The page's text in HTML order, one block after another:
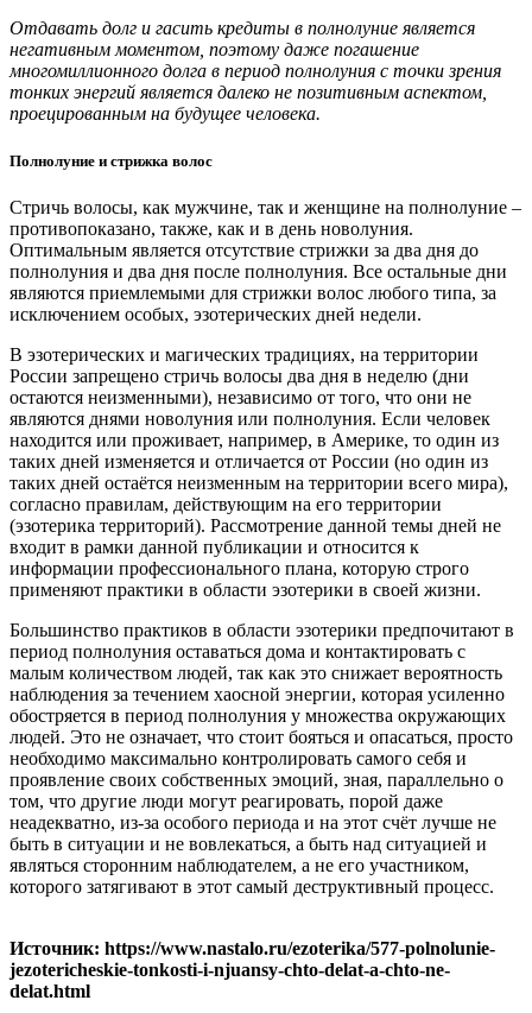
Отдавать долг и гасить кредиты в полнолуние является
негативным моментом, поэтому даже погашение
многомиллионного долга в период полнолуния с точки зрения
тонких энергий является далеко не позитивным аспектом,
проецированным на будущее человека.
Полнолуние и стрижка волос
Стричь волосы, как мужчине, так и женщине на полнолуние –
противопоказано, также, как и в день новолуния.
Оптимальным является отсутствие стрижки за два дня до
полнолуния и два дня после полнолуния. Все остальные дни
являются приемлемыми для стрижки волос любого типа, за
исключением особых, эзотерических дней недели.
В эзотерических и магических традициях, на территории
России запрещено стричь волосы два дня в неделю (дни
остаются неизменными), независимо от того, что они не
являются днями новолуния или полнолуния. Если человек
находится или проживает, например, в Америке, то один из
таких дней изменяется и отличается от России (но один из
таких дней остаётся неизменным на территории всего мира),
согласно правилам, действующим на его территории
(эзотерика территорий). Рассмотрение данной темы дней не
входит в рамки данной публикации и относится к
информации профессионального плана, которую строго
применяют практики в области эзотерики в своей жизни.
Большинство практиков в области эзотерики предпочитают в
период полнолуния оставаться дома и контактировать с
малым количеством людей, так как это снижает вероятность
наблюдения за течением хаосной энергии, которая усиленно
обостряется в период полнолуния у множества окружающих
людей. Это не означает, что стоит бояться и опасаться, просто
необходимо максимально контролировать самого себя и
проявление своих собственных эмоций, зная, параллельно о
том, что другие люди могут реагировать, порой даже
неадекватно, из-за особого периода и на этот счёт лучше не
быть в ситуации и не вовлекаться, а быть над ситуацией и
являться сторонним наблюдателем, а не его участником,
которого затягивают в этот самый деструктивный процесс.
Источник: https://www.nastalo.ru/ezoterika/577-polnolunie-
jezotericheskie-tonkosti-i-njuansy-chto-delat-a-chto-ne-
delat.html